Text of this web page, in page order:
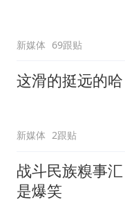
新媒体 69跟贴
这滑的挺远的
新媒体 2跟贴
战斗民族糗事
是爆笑